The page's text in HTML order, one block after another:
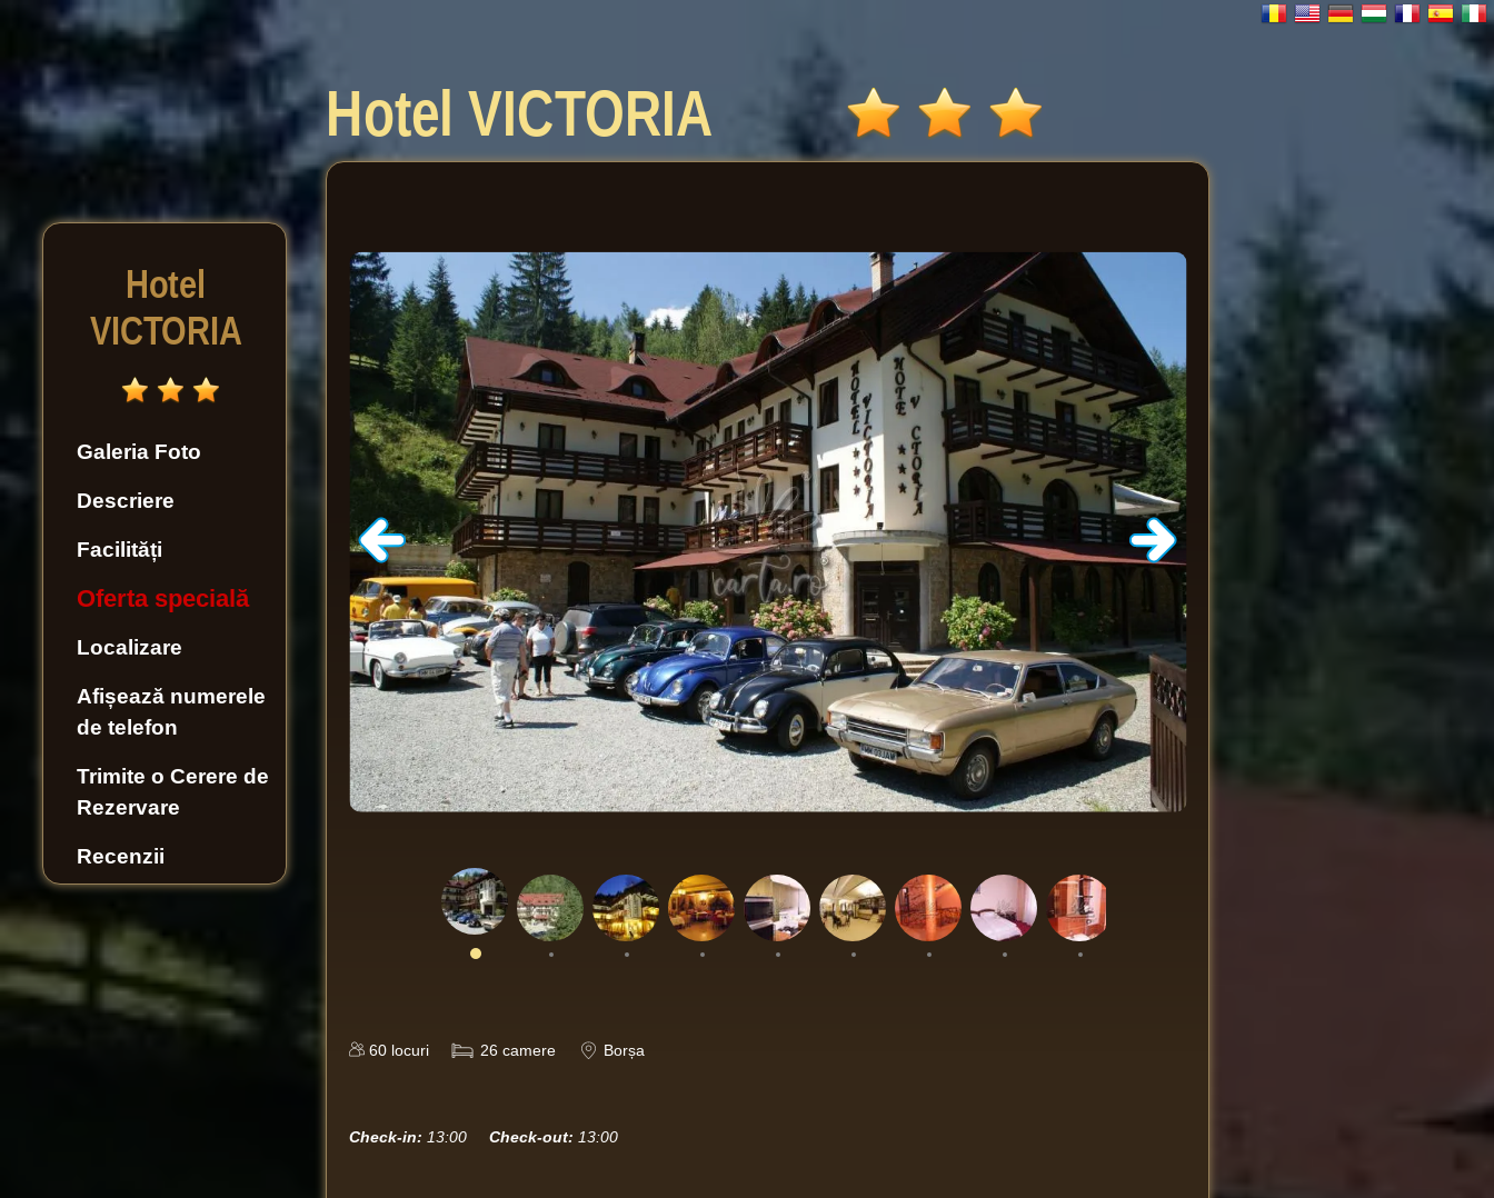
Hotel VICTORIA
60 locuri 26 camere Borșa
Check-in: 13:00 Check-out: 13:00
Hotel
VICTORIA
Galeria Foto
Descriere
Facilități
Oferta specială
Localizare
Afișează numerele
de telefon
Trimite o Cerere de
Rezervare
Recenzii